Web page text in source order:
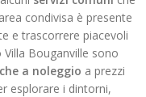
condivisa è presente
e trascorrere piacevoli
Bouganville sono
a noleggio a prezzi
esplorare i dintorni,